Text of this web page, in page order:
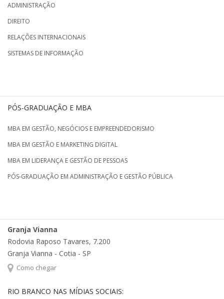
ADMINISTRAÇÃO
DIREITO
RELAÇÕES INTERNACIONAIS
SISTEMAS DE INFORMAÇÃO
PÓS-GRADUAÇÃO E MBA
MBA EM GESTÃO, NEGÓCIOS E EMPREENDEDORISMO
MBA EM GESTÃO E MARKETING DIGITAL
MBA EM LIDERANÇA E GESTÃO DE PESSOAS
PÓS-GRADUAÇÃO EM ADMINISTRAÇÃO E GESTÃO PÚBLICA
Granja Vianna
Rodovia Raposo Tavares, 7.200
Granja Vianna - Cotia - SP
Como chegar
RIO BRANCO NAS MÍDIAS SOCIAIS: